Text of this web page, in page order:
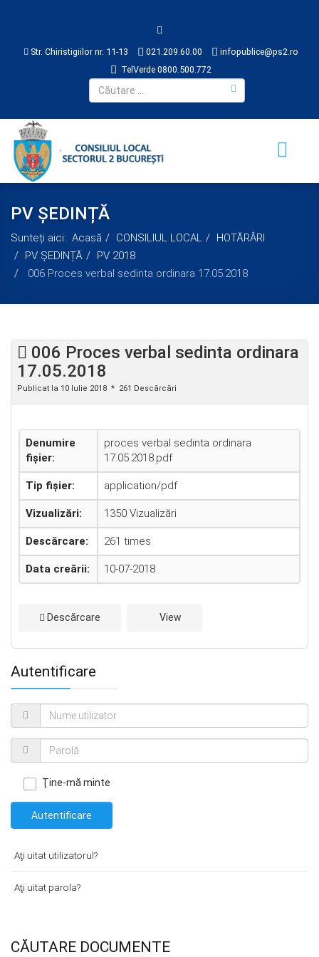
Str. Chiristigiilor nr. 11-13 021.209.60.00
infopublice@ps2.ro
TelVerde 0800.500.772
PV ȘEDINȚĂ
Sunteți aici: Acasă CONSILIUL LOCAL
HOTĂRÂRI
PV ȘEDINȚĂ
PV 2018
006 Proces verbal sedinta ordinara 17.05.2018
006 Proces verbal sedinta ordinara
17.05.2018
Publicat la 10 Iulie 2018 261 Descărcări
Denumire
fișier:
proces verbal sedinta ordinara
17.05.2018.pdf
Tip fișier: application/pdf
Vizualizări: 1350 Vizualizări
Descărcare: 261 times
Data creării: 10-07-2018
Descărcare View
Autentificare
Ţine-mă minte
Autentificare
Aţi uitat utilizatorul?
Aţi uitat parola?
CĂUTARE DOCUMENTE